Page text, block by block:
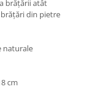
brățării atât
din pietre
naturale
cm